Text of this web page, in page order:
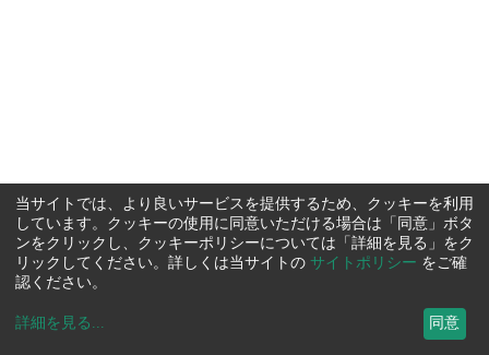
当サイトでは、より良いサービスを提供するため、クッキーを利用
しています。クッキーの使用に同意いただける場合は「同意」ボタ
ンをクリックし、クッキーポリシーについては「詳細を見る」をク
リックしてください。詳しくは当サイトの サイトポリシー をご確
認ください。
詳細を見る ... 同意